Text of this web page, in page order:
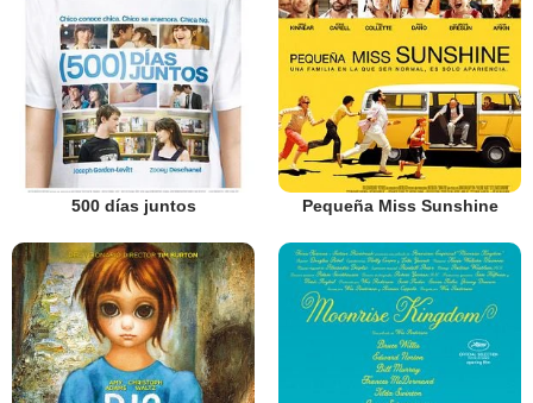
500 días juntos Pequeña Miss Sunshine